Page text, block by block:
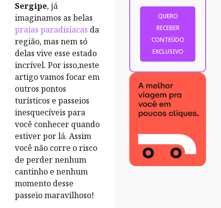
Sergipe, já
imaginamos as belas
praias paradisíacas da
região, mas nem só
delas vive esse estado
incrível. Por isso,neste
artigo vamos focar em
outros pontos
turísticos e passeios
inesquecíveis para
você conhecer quando
estiver por lá. Assim
você não corre o risco
de perder nenhum
cantinho e nenhum
momento desse
passeio maravilhoso!